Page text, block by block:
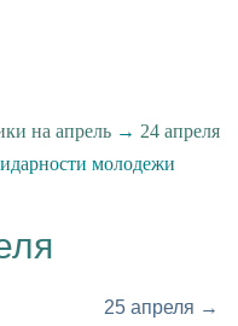
на апрель→ 24 апреля
молодежи
25 апреля →